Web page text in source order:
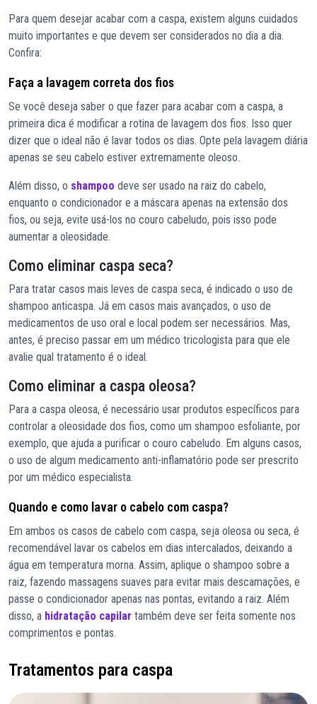
Para quem desejar acabar com a caspa, existem alguns cuidados
muito importantes e que devem ser considerados no dia a dia.
Confira:
Faça a lavagem correta dos fios
Se você deseja saber o que fazer para acabar com a caspa, a
primeira dica é modificar a rotina de lavagem dos fios. Isso quer
dizer que o ideal não é lavar todos os dias. Opte pela lavagem diária
apenas se seu cabelo estiver extremamente oleoso.
Além disso, o shampoo deve ser usado na raiz do cabelo,
enquanto o condicionador e a máscara apenas na extensão dos
fios, ou seja, evite usá-los no couro cabeludo, pois isso pode
aumentar a oleosidade.
Como eliminar caspa seca?
Para tratar casos mais leves de caspa seca, é indicado o uso de
shampoo anticaspa. Já em casos mais avançados, o uso de
medicamentos de uso oral e local podem ser necessários. Mas,
antes, é preciso passar em um médico tricologista para que ele
avalie qual tratamento é o ideal.
Como eliminar a caspa oleosa?
Para a caspa oleosa, é necessário usar produtos específicos para
controlar a oleosidade dos fios, como um shampoo esfoliante, por
exemplo, que ajuda a purificar o couro cabeludo. Em alguns casos,
o uso de algum medicamento anti-inflamatório pode ser prescrito
por um médico especialista.
Quando e como lavar o cabelo com caspa?
Em ambos os casos de cabelo com caspa, seja oleosa ou seca, é
recomendável lavar os cabelos em dias intercalados, deixando a
água em temperatura morna. Assim, aplique o shampoo sobre a
raiz, fazendo massagens suaves para evitar mais descamações, e
passe o condicionador apenas nas pontas, evitando a raiz. Além
disso, a hidratação capilar também deve ser feita somente nos
comprimentos e pontas.
Tratamentos para caspa